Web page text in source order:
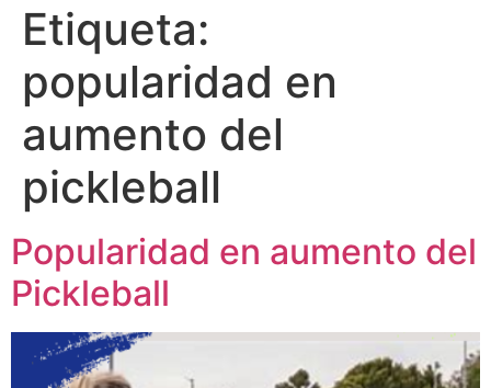
Etiqueta:
popularidad en
aumento del
pickleball
Popularidad en aumento del
Pickleball